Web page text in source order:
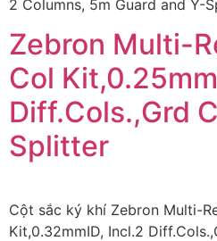
2 Columns, 5m Guard and Y-
Zebron Multi-
Col
Diff.Cols.,Grd
Splitter
Cột sắc ký khí Zebron Multi-
Kit,0.32mmID, Incl.2